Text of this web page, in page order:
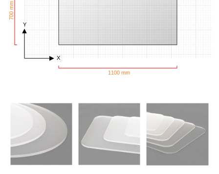
X
Y
1100 mm
700 mm